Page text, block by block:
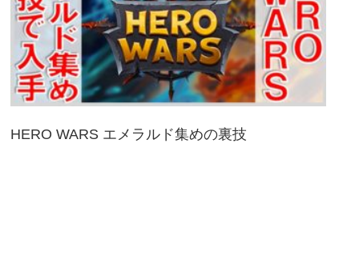
HERO WARS エメラルド集めの裏技